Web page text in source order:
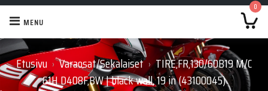
0
MENU
Etusivu › Varaosat/Sekalaiset › TIRE,FR,130/60B19 M/C
61H D408F,BW | black wall, 19 in (43100045)